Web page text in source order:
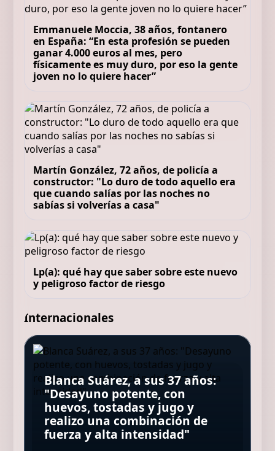
Emmanuele Moccia, 38 años, fontanero
en España: “En esta profesión se pueden
ganar 4.000 euros al mes, pero
físicamente es muy duro, por eso la gente
joven no lo quiere hacer”
Martín González, 72 años, de policía a
constructor: "Lo duro de todo aquello era
que cuando salías por las noches no
sabías si volverías a casa"
Lp(a): qué hay que saber sobre este nuevo
y peligroso factor de riesgo
Internacionales
Día de San Lorenzo: por qué se
celebra el 10 de agosto y cuál
es la oración para hacer hoy
Pepe Rodríguez Rey, chef, 58
años, sobre su infancia: "Mi
madre montó un restaurante
para salvar a sus hijos del caos
porque mi padre no traía
ingresos a casa como fotógrafo
taurino"
María Valverde, actriz, 39 años:
“Creemos oír, pero hay que
aprender a escuchar”
Blanca Suárez, a sus 37 años:
"Desayuno potente, con
huevos, tostadas y jugo y
realizo una combinación de
fuerza y alta intensidad"
Unos 500 alemanes pedalearon
desnudos por Berlín para
reivindicar la diversidad de los
cuerpos